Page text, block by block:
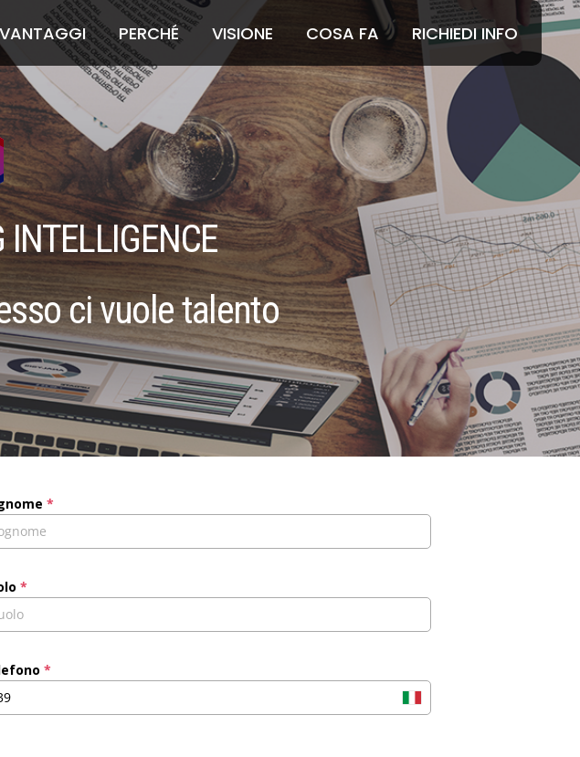
VANTAGGI PERCHÉ VISIONE COSA FA RICHIEDI INFO
ci vuole talento
*
*
*